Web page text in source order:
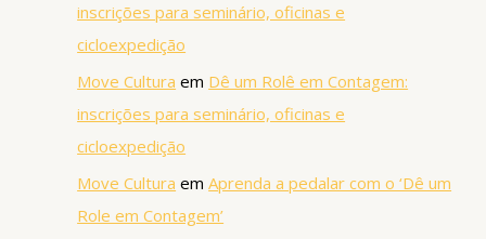
inscrições para seminário, oficinas e
cicloexpedição
Move Cultura em Dê um Rolê em Contagem:
inscrições para seminário, oficinas e
cicloexpedição
Move Cultura emAprenda a pedalar com o ‘Dê um
Role em Contagem’